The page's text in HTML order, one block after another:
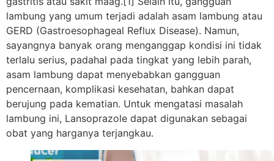
lambung yang umum terjadi adalah asam lambung atau
GERD (Gastroesophageal Reflux Disease). Namun,
sayangnya banyak orang menganggap kondisi ini tidak
terlalu serius, padahal pada tingkat yang lebih parah,
asam lambung dapat menyebabkan gangguan
pencernaan, komplikasi kesehatan, bahkan dapat
berujung pada kematian. Untuk mengatasi masalah
lambung ini, Lansoprazole dapat digunakan sebagai
obat yang harganya terjangkau.